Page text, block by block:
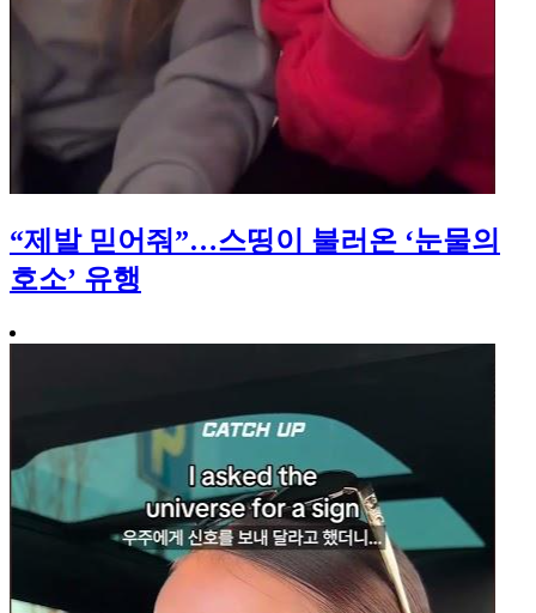
“제발 믿어줘”…스띵이 불러온 ‘눈물의
호소’ 유행